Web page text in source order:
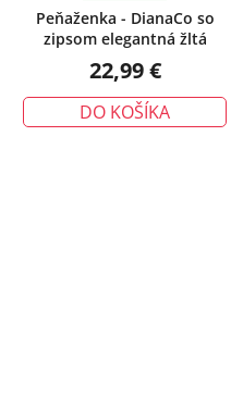
Peňaženka - DianaCo so
zipsom elegantná žltá
22,99 €
DO KOŠÍKA